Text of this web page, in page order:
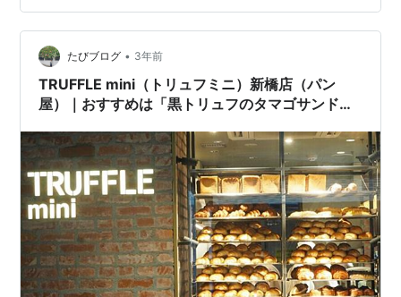
しかも初訪問の場所だったので迷ってしまい、母に素敵
な紅葉を見せてあげることが出来なかった… シュン💧 悔
しかったので、その翌々日、柴ちゃんと再び嵐山渓谷へ
紅葉狩りへ行ってきました。 嵐…
たびブログ • 3年前
TRUFFLE mini（トリュフミニ）新橋店（パン
屋）｜おすすめは「黒トリュフのタマゴサンド」